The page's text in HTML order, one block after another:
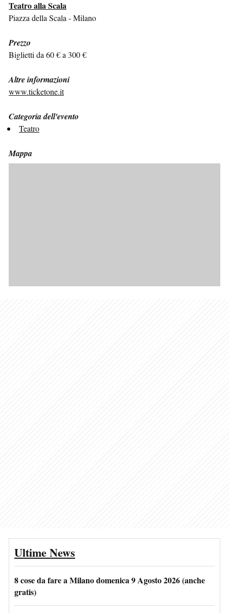
Teatro alla Scala
Piazza della Scala - Milano
Prezzo
Biglietti da 60 € a 300 €
Altre informazioni
www.ticketone.it
Categoria dell'evento
Teatro
Mappa
Ultime News
8 cose da fare a Milano domenica 9 Agosto 2026 (anche
gratis)